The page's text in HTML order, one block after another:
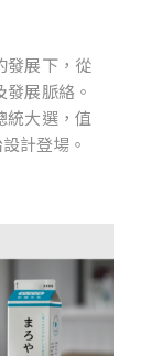
發展下，從
展脈絡。
統大選，值
計登場。